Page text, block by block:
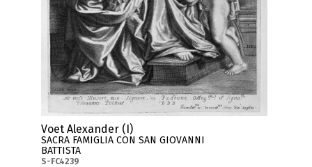
Voet Alexander (I)
SACRA FAMIGLIA CON SAN GIOVANNI
BATTISTA
S-FC4239